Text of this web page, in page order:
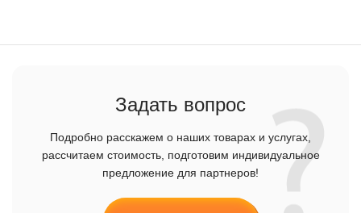
Задать вопрос
Подробно расскажем о наших товарах и услугах,
рассчитаем стоимость, подготовим индивидуальное
предложение для партнеров!